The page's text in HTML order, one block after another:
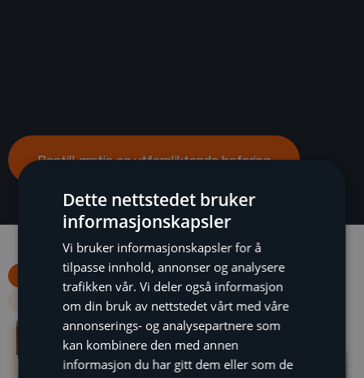
Bestill gratis og utforpliktende befaring
Bergvarme
Luft-til-luft varmepumpe
Luft-til-vann varmepumpe
Næringsbygg
Dette nettstedet bruker
informasjonskapsler
Vi bruker informasjonskapsler for å
tilpasse innhold, annonser og analysere
trafikken vår. Vi deler også informasjon
om din bruk av nettstedet vårt med våre
annonserings- og analysepartnere som
kan kombinere den med annen
informasjon du har gitt dem eller som de